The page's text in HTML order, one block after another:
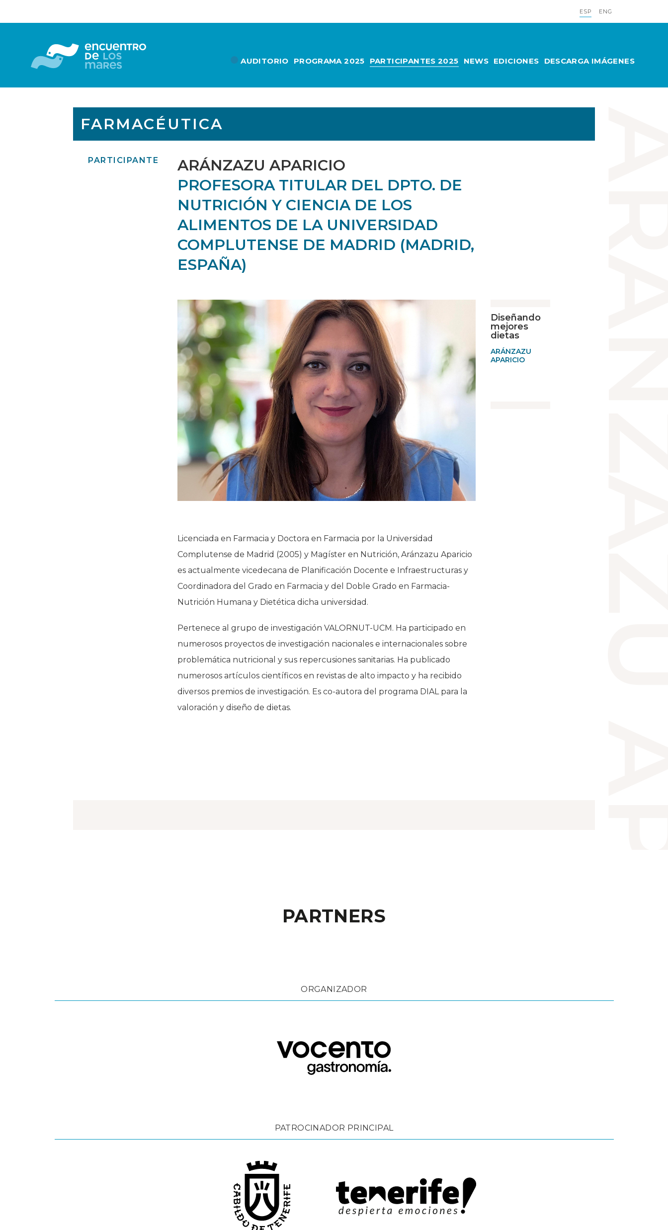
ESP ENG
AUDITORIO PROGRAMA 2025 PARTICIPANTES 2025 NEWS EDICIONES DESCARGA IMÁGENES
FARMACÉUTICA
PARTICIPANTE
ARÁNZAZU APARICIO
PROFESORA TITULAR DEL DPTO. DE
NUTRICIÓN Y CIENCIA DE LOS
ALIMENTOS DE LA UNIVERSIDAD
COMPLUTENSE DE MADRID (MADRID,
ESPAÑA)
Licenciada en Farmacia y Doctora en Farmacia por la Universidad
Complutense de Madrid (2005) y Magíster en Nutrición, Aránzazu Aparicio
es actualmente vicedecana de Planificación Docente e Infraestructuras y
Coordinadora del Grado en Farmacia y del Doble Grado en Farmacia-
Nutrición Humana y Dietética dicha universidad.
Pertenece al grupo de investigación VALORNUT-UCM. Ha participado en
numerosos proyectos de investigación nacionales e internacionales sobre
problemática nutricional y sus repercusiones sanitarias. Ha publicado
numerosos artículos científicos en revistas de alto impacto y ha recibido
diversos premios de investigación. Es co-autora del programa DIAL para la
valoración y diseño de dietas.
Diseñando
mejores
dietas
ARÁNZAZU
APARICIO
PARTNERS
ORGANIZADOR
PATROCINADOR PRINCIPAL